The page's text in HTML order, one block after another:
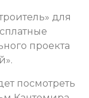
для
проекта
посмотреть